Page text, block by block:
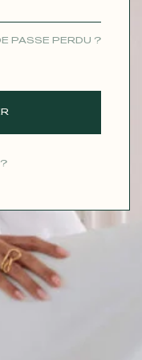
PASSE PERDU ?